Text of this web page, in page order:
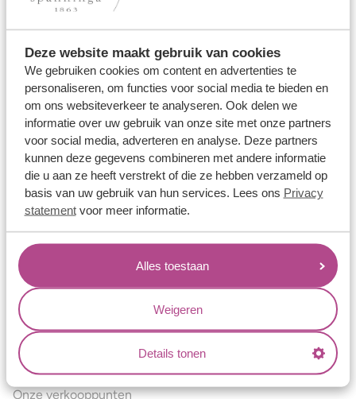
Deze website maakt gebruik van cookies
We gebruiken cookies om content en advertenties te
personaliseren, om functies voor social media te bieden en
om ons websiteverkeer te analyseren. Ook delen we
informatie over uw gebruik van onze site met onze partners
voor social media, adverteren en analyse. Deze partners
kunnen deze gegevens combineren met andere informatie
die u aan ze heeft verstrekt of die ze hebben verzameld op
basis van uw gebruik van hun services. Lees ons Privacy
statementvoor meer informatie.
Alles toestaan
Weigeren
Details tonen
Trouwringen
Verlovingsringen
Vriendschapsringen
Over ons
Aller Spanninga
Historie
Certificaten
Blogs
Jouw voordelen
Conflictvrije Materialen
Oneindig veel mogelijkheden
Kwaliteit
Juweliers & Contact
Onze verkooppunten